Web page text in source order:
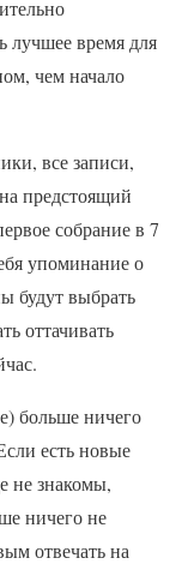
лучшее время для
чем начало
все записи,
предстоящий
собрание в 7
упоминание о
будут выбрать
оттачивать
больше ничего
есть новые
не знакомы,
ничего не
отвечать на